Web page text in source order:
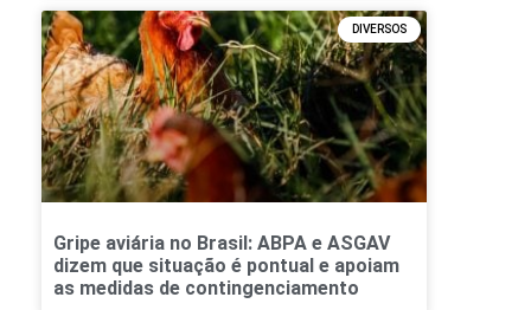
DIVERSOS
Gripe aviária no Brasil: ABPA e ASGAV
dizem que situação é pontual e apoiam
as medidas de contingenciamento